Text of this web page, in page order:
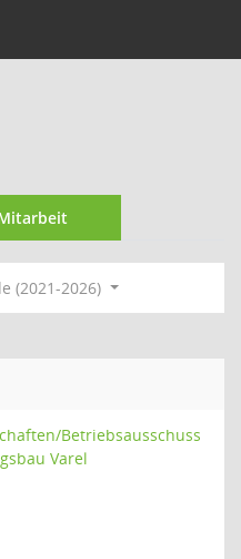
(2021-2026)
Betriebsausschuss
Varel